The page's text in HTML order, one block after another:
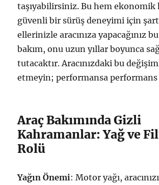
taşıyabilirsiniz. Bu hem ekonomik
güvenli bir sürüş deneyimi için
ellerinizle aracınıza yapacağınız
bakım, onu uzun yıllar boyunca
tutacaktır. Aracınızdaki bu
etmeyin; performansa performans
Araç Bakımında Gizli
Kahramanlar: Yağ ve
Rolü
Yağın Önemi: Motor yağı,